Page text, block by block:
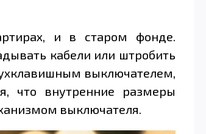
и в старом фонде.
кабели или штробить
выключателем,
что внутренние размеры
выключателя.